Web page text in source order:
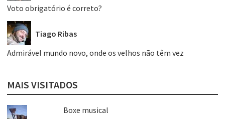
Voto obrigatório é correto?
Tiago Ribas
Admirável mundo novo, onde os velhos não têm vez
MAIS VISITADOS
Boxe musical